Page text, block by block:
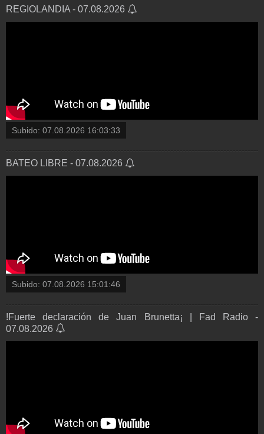
REGIOLANDIA - 07.08.2026
Subido: 07.08.2026 16:03:33
BATEO LIBRE - 07.08.2026
Subido: 07.08.2026 15:01:46
!Fuerte declaración de Juan Brunetta¡ | Fad Radio -
07.08.2026